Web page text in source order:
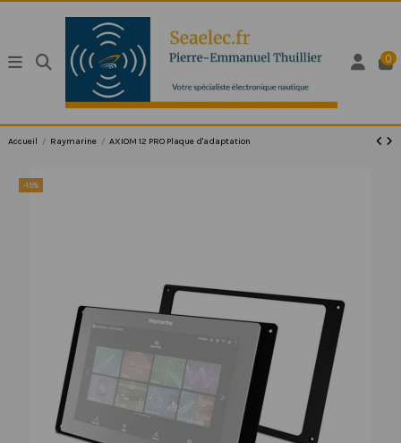
0
Accueil Raymarine AXIOM 12 PRO Plaque d'adaptation
-15%